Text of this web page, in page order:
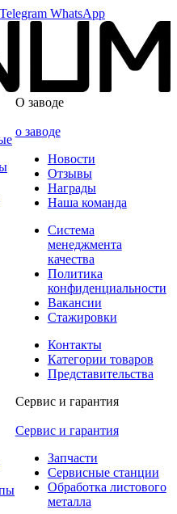
Telegram WhatsApp
О заводе
о заводе
Новости
Отзывы
Награды
Наша команда
Система
менеджмента
качества
Политика
конфиденциальности
Вакансии
Стажировки
Контакты
Категории товаров
Представительства
Сервис и гарантия
Сервис и гарантия
Запчасти
Сервисные станции
Обработка листового
металла